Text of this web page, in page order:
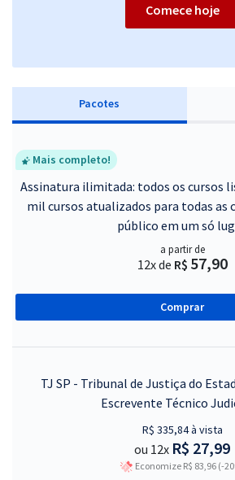
Comece hoje
Pacotes
Mais completo!
Assinatura ilimitada: todos os cursos
mil cursos atualizados para todas as
público em um só
a partir de
12x de R$ 57,90
Comprar
TJ SP - Tribunal de Justiça do
Escrevente Técnico
R$ 335,84 à vista
ou 12x R$ 27,99
Economize R$ 83,96 (-